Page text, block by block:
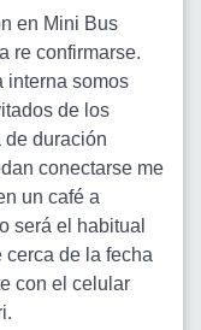
en Mini Bus
re confirmarse.
interna somos
de los
de duración
conectarse me
un café a
será el habitual
de la fecha
con el celular